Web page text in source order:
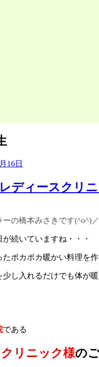
16日
ディースクリ
の橋本みさきです(^o^)／
続いていますね・・・
ポカポカ暖かい料理を
し入れるだけでも体が
である
リニック様の